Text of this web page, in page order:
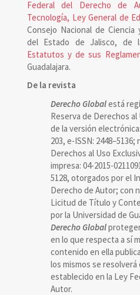
Federal del Derecho de
Tecnología, Ley General de
Consejo Nacional de
del Estado de Jalisco, de
Estatutos y de sus
Guadalajara.
De la revista
Derecho Globalestá
Reserva de Derechos
de la versión
203, e-ISSN:
Derechos al Uso
impresa: 04-2015-
5128, otorgados por el
Derecho de Autor; con
Licitud de Título y
por la Universidad de
Derecho Global
en lo que respecta a sí
contenido en ella
los mismos se
establecido en la Ley
Autor.